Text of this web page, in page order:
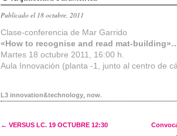
Publicado el 18 octubre, 2011
Clase-conferencia de Mar Garrido
«How to recognise and read mat-
Martes 18 octubre 2011, 16:00 h.
Aula Innovación (planta -1, junto al centro de
L3 innovation&technology ,now
← VERSUS LC. 19 OCTUBRE 12:30